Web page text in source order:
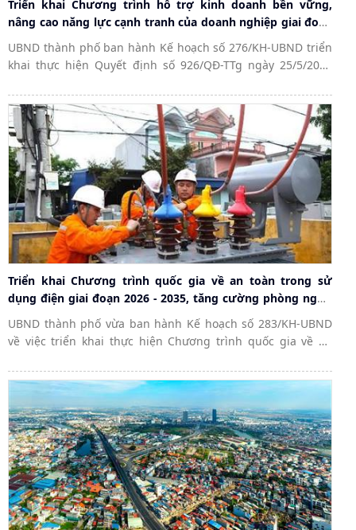
Triển khai Chương trình hỗ trợ kinh doanh bền vững,
nâng cao năng lực cạnh tranh của doanh nghiệp giai đoạn
2026 - 2030
UBND thành phố ban hành Kế hoạch số 276/KH-UBND triển
khai thực hiện Quyết định số 926/QĐ-TTg ngày 25/5/2026
doanh bền vững giai đoạn 2026 - 2030...
Triển khai Chương trình quốc gia về an toàn trong sử
dụng điện giai đoạn 2026 - 2035, tăng cường phòng ngừa
tai nạn điện trên địa bàn thành phố
UBND thành phố vừa ban hành Kế hoạch số 283/KH-UBND
về việc triển khai thực hiện Chương trình quốc gia về an
thành phố.